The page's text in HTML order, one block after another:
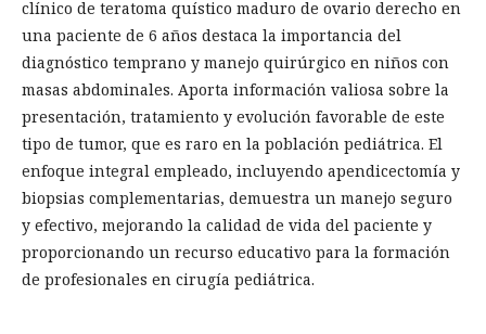
clínico de teratoma quístico maduro de ovario derecho en
una paciente de 6 años destaca la importancia del
diagnóstico temprano y manejo quirúrgico en niños con
masas abdominales. Aporta información valiosa sobre la
presentación, tratamiento y evolución favorable de este
tipo de tumor, que es raro en la población pediátrica. El
enfoque integral empleado, incluyendo apendicectomía y
biopsias complementarias, demuestra un manejo seguro
y efectivo, mejorando la calidad de vida del paciente y
proporcionando un recurso educativo para la formación
de profesionales en cirugía pediátrica.